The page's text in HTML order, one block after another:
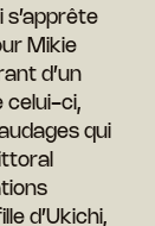
s’apprête
Mikie
d’un
celui-ci,
qui
d’Ukichi,